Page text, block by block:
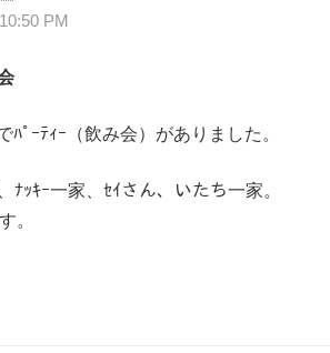
PM
ﾊﾟｰﾃｨｰ（飲み会）がありました。
ﾅｯｷｰ一家、ｾｲさん、いたち一家。
。